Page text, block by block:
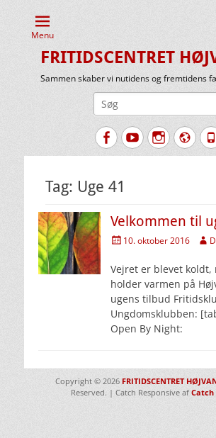
Menu
FRITIDSCENTRET
Sammen skaber vi nutidens og fremtidens
FacebookYouTube
Tag: Uge 41
Velkommen til
Udgivet
10. oktober 2016
Vejret er blevet koldt,
holder varmen på
ugens tilbud
Ungdomsklubben:
Open By Night:
Copyright © 2026 FRITIDSCENTRET
Reserved. | Catch Responsive af Catch